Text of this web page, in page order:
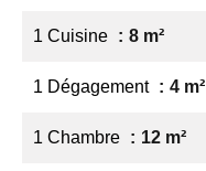
1 Cuisine 8 m²
1 Dégagement 4 m²
1 Chambre 12 m²